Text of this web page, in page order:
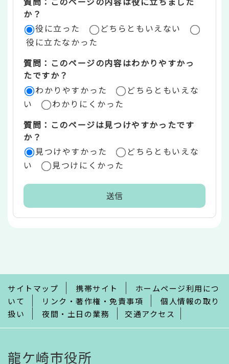
評
価
リ
ア
か？
役に立った
どちらともいえない
役に立たなかった
質問：このページの内容はわかりやすかっ
たですか？
わかりやすかった
どちらともいえな
い
わかりにくかった
質問：このページは見つけやすかったです
か？
見つけやすかった
どちらともいえな
い
見つけにくかった
で
サイトマップ 携帯サイト
ホームページ利用につ
いて
リンク・著作権・免責事項
個人情報の取り
扱い
夜間・土日の業務 交通アクセス
龍ケ崎市役所